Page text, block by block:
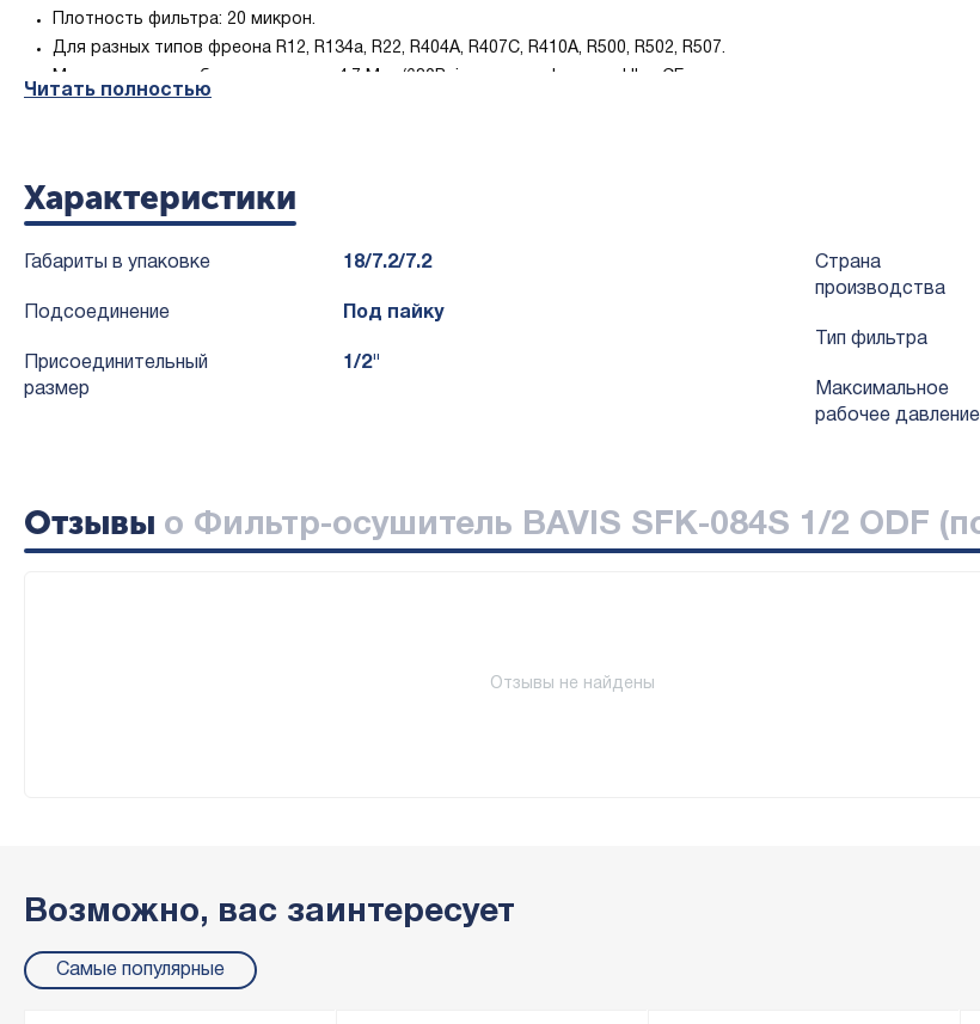
Плотность фильтра: 20 микрон.
Для разных типов фреона R12, R134a, R22, R404A, R407C, R410A, R500, R502, R507.
Максимальное рабочее давление 4.7 Mpa/680Psig по сертификации UL и CE.
Конструкция с минимальным перепадом давления позволяет системе работать более энергоэффективно.
Антикоррозийная эпоксидная порошковая краска, испытывается на солевое опрыскивание выше 500 часов.
Читать полностью
Характеристики
Габариты в упаковке 18/7.2/7.2
Подсоединение Под пайку
Присоединительный
размер
1/2"
Страна
производства
Тип фильтра
Mаксимальное
рабочее давление
Отзывы о Фильтр-осушитель BAVIS SFK-084S 1/2 ODF
Отзывы не найдены
Возможно, вас заинтересует
Самые популярные